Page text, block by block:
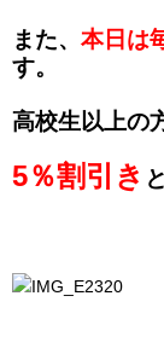
また、 本日は
す。
高校生以上の
5％割引き